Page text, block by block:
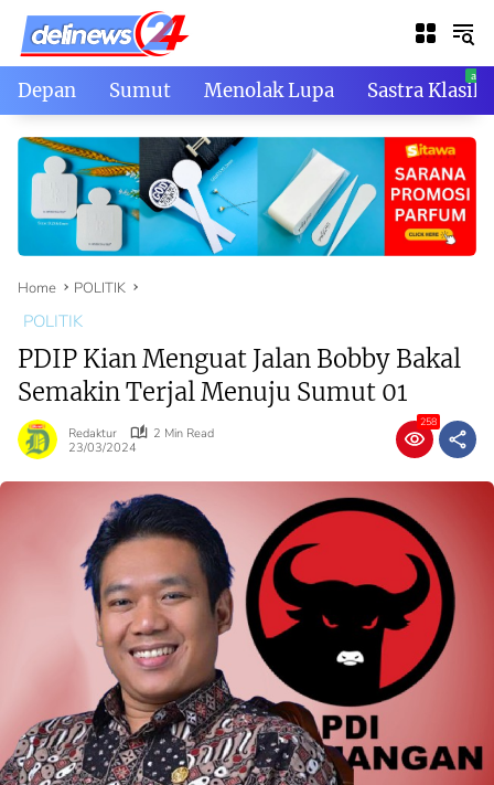
Skip
content
Depan Sumut Menolak Lupa Sastra Klasik
Home POLITIK
POLITIK
PDIP Kian Menguat Jalan Bobby Bakal
Semakin Terjal Menuju Sumut 01
Redaktur
2 Min Read
23/03/2024
258